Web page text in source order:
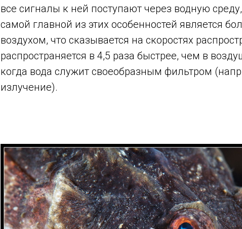
все сигналы к ней поступают через водную
самой главной из этих особенностей является
воздухом, что сказывается на скоростях
распространяется в 4,5 раза быстрее, чем в
когда вода служит своеобразным фильтром
излучение).